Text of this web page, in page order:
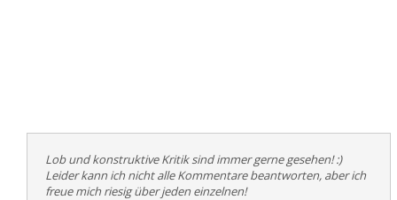
Lob und konstruktive Kritik sind immer gerne gesehen! :)
Leider kann ich nicht alle Kommentare beantworten, aber ich
freue mich riesig über jeden einzelnen!